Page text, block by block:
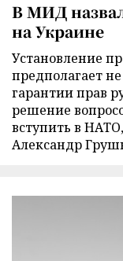
В МИД
на Украине
Установление
предполагает
гарантии прав
решение
вступить в
Александр